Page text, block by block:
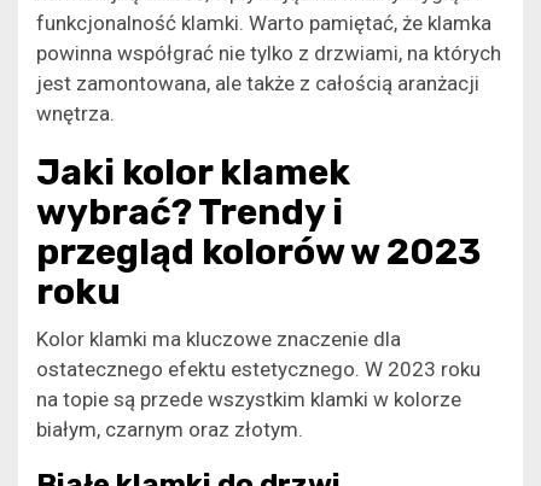
funkcjonalność klamki. Warto pamiętać, że klamka
powinna współgrać nie tylko z drzwiami, na których
jest zamontowana, ale także z całością aranżacji
wnętrza.
Jaki kolor klamek
wybrać? Trendy i
przegląd kolorów w 2023
roku
Kolor klamki ma kluczowe znaczenie dla
ostatecznego efektu estetycznego. W 2023 roku
na topie są przede wszystkim klamki w kolorze
białym, czarnym oraz złotym.